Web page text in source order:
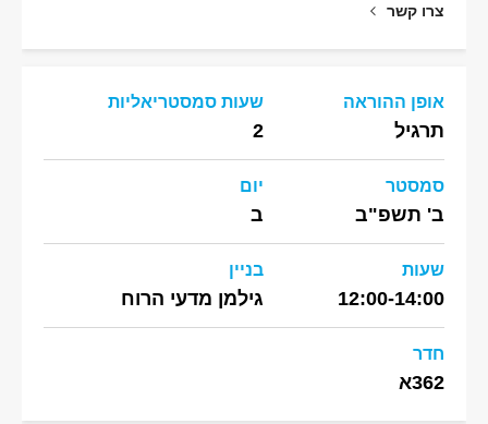
צרו קשר
אופן ההוראה
תרגיל
שעות סמסטריאליות
2
סמסטר
ב' תשפ"ב
יום
ב
שעות
12:00-14:00
בניין
גילמן מדעי הרוח
חדר
362א